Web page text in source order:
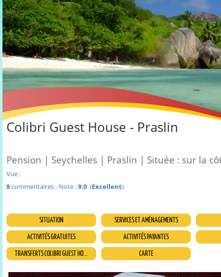
Colibri Guest House - Praslin
Pension | Seychelles | Praslin | Située : sur la
Vue :
8commentaires - Note :9.0 (Excellent)
SITUATION
SERVICES ET AMÉNAGEMENTS
ACTIVITÉS GRATUITES
ACTIVITÉS PAYANTES
TRANSFERTS COLIBRI GUEST HO...
CARTE